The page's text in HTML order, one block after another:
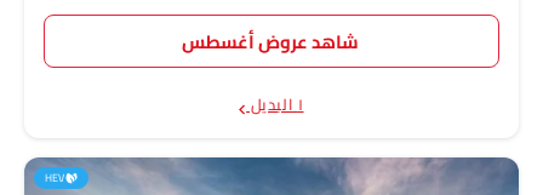
شاهد عروض أغسطس
١ البديل
HEV